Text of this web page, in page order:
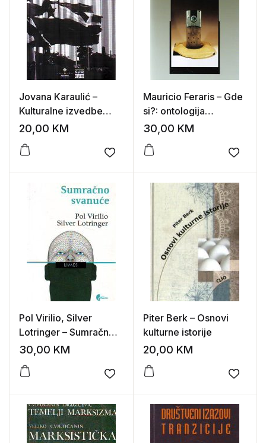
Jovana Karaulić –
Kulturalne izvedbe
jugoslovenstva
20,00 KM
Add to wishlist
Mauricio Feraris – Gde
si?: ontologija
mobilnog telefona
30,00 KM
Add
Pol Virilio, Silver
Lotringer – Sumračno
svanuće
30,00 KM
Add to wishlist
Piter Berk – Osnovi
kulturne istorije
20,00 KM
Add